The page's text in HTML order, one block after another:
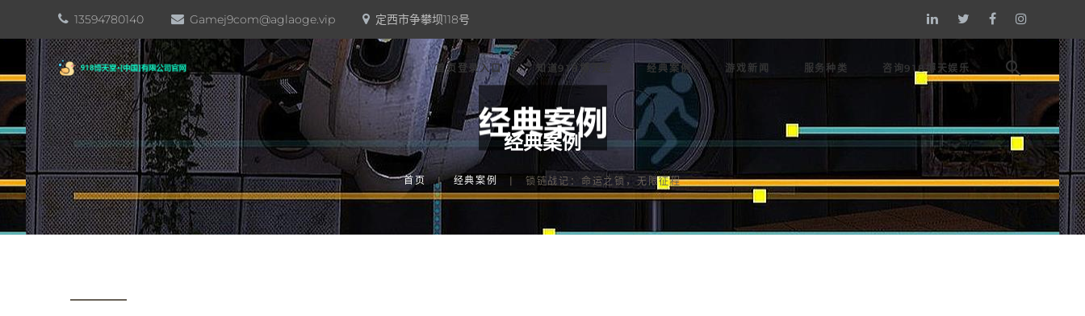
13594780140 Gamej9com@aglaoge.vip 定西市争攀坝118号
首页登录入口 知道918博天堂 经典案例 游戏新闻 服务种类 咨询918博天娱乐
经典案例
首页 经典案例 锁链战记：命运之锁，无限征程